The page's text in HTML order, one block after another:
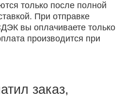
только после полной
При отправке
вы оплачиваете только
производится при
заказ,